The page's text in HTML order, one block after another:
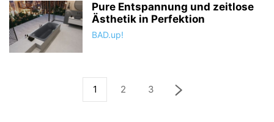
Pure Entspannung und zeitlose
Ästhetik in Perfektion
BAD.up!
1 2 3